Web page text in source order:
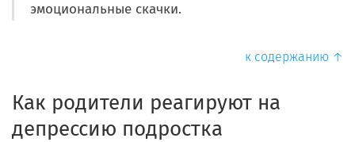
эмоциональные скачки.
к содержанию ↑
Как родители реагируют на
депрессию подростка